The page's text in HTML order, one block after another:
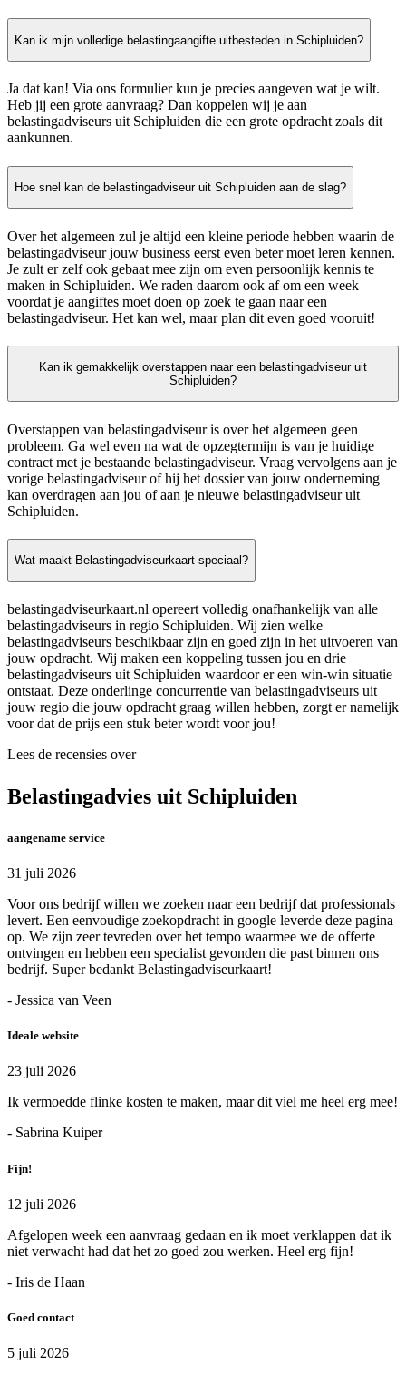
Kan ik mijn volledige belastingaangifte uitbesteden in Schipluiden?
Ja dat kan! Via ons formulier kun je precies aangeven wat je wilt.
Heb jij een grote aanvraag? Dan koppelen wij je aan
belastingadviseurs uit Schipluiden die een grote opdracht zoals dit
aankunnen.
Hoe snel kan de belastingadviseur uit Schipluiden aan de slag?
Over het algemeen zul je altijd een kleine periode hebben waarin de
belastingadviseur jouw business eerst even beter moet leren kennen.
Je zult er zelf ook gebaat mee zijn om even persoonlijk kennis te
maken in Schipluiden. We raden daarom ook af om een week
voordat je aangiftes moet doen op zoek te gaan naar een
belastingadviseur. Het kan wel, maar plan dit even goed vooruit!
Kan ik gemakkelijk overstappen naar een belastingadviseur uit
Schipluiden?
Overstappen van belastingadviseur is over het algemeen geen
probleem. Ga wel even na wat de opzegtermijn is van je huidige
contract met je bestaande belastingadviseur. Vraag vervolgens aan je
vorige belastingadviseur of hij het dossier van jouw onderneming
kan overdragen aan jou of aan je nieuwe belastingadviseur uit
Schipluiden.
Wat maakt Belastingadviseurkaart speciaal?
belastingadviseurkaart.nl opereert volledig onafhankelijk van alle
belastingadviseurs in regio Schipluiden. Wij zien welke
belastingadviseurs beschikbaar zijn en goed zijn in het uitvoeren van
jouw opdracht. Wij maken een koppeling tussen jou en drie
belastingadviseurs uit Schipluiden waardoor er een win-win situatie
ontstaat. Deze onderlinge concurrentie van belastingadviseurs uit
jouw regio die jouw opdracht graag willen hebben, zorgt er namelijk
voor dat de prijs een stuk beter wordt voor jou!
Lees de recensies over
Belastingadvies uit Schipluiden
aangename service
31 juli 2026
Voor ons bedrijf willen we zoeken naar een bedrijf dat professionals
levert. Een eenvoudige zoekopdracht in google leverde deze pagina
op. We zijn zeer tevreden over het tempo waarmee we de offerte
ontvingen en hebben een specialist gevonden die past binnen ons
bedrijf. Super bedankt Belastingadviseurkaart!
- Jessica van Veen
Ideale website
23 juli 2026
Ik vermoedde flinke kosten te maken, maar dit viel me heel erg mee!
- Sabrina Kuiper
Fijn!
12 juli 2026
Afgelopen week een aanvraag gedaan en ik moet verklappen dat ik
niet verwacht had dat het zo goed zou werken. Heel erg fijn!
- Iris de Haan
Goed contact
5 juli 2026